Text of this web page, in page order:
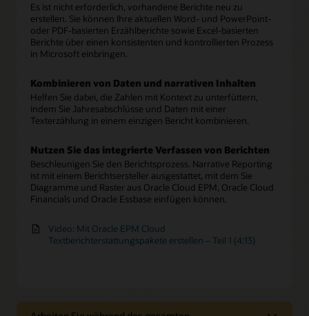
Es ist nicht erforderlich, vorhandene Berichte neu zu
erstellen. Sie können Ihre aktuellen Word- und PowerPoint-
oder PDF-basierten Erzählberichte sowie Excel-basierten
Berichte über einen konsistenten und kontrollierten Prozess
in Microsoft einbringen.
Kombinieren von Daten und narrativen Inhalten
Helfen Sie dabei, die Zahlen mit Kontext zu unterfüttern,
indem Sie Jahresabschlüsse und Daten mit einer
Texterzählung in einem einzigen Bericht kombinieren.
Nutzen Sie das integrierte Verfassen von Berichten
Beschleunigen Sie den Berichtsprozess. Narrative Reporting
ist mit einem Berichtsersteller ausgestattet, mit dem Sie
Diagramme und Raster aus Oracle Cloud EPM, Oracle Cloud
Financials und Oracle Essbase einfügen können.
Video: Mit Oracle EPM Cloud
Textberichterstattungspakete erstellen – Teil 1 (4:13)